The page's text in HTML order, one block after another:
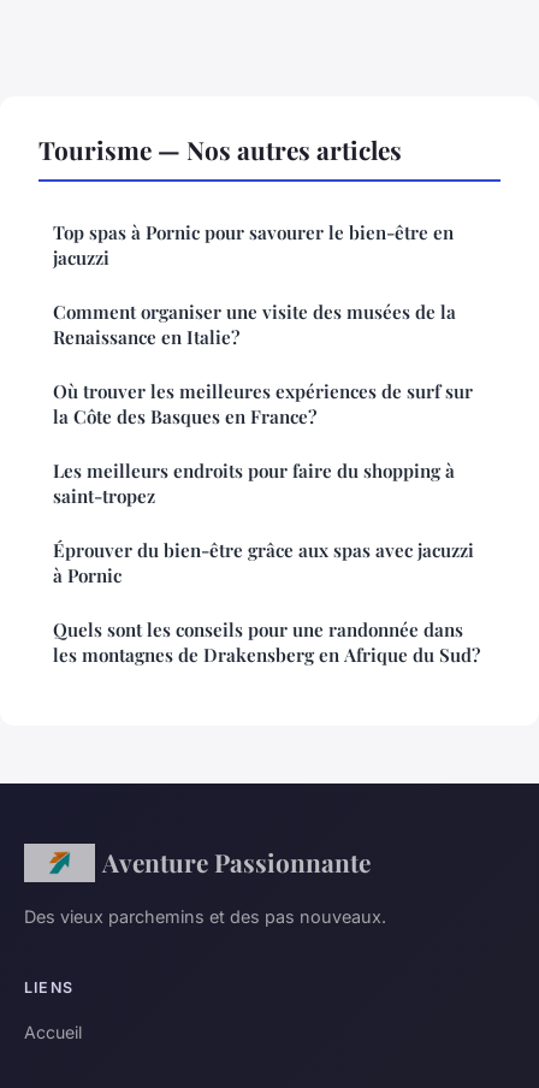
Tourisme — Nos autres articles
Top spas à Pornic pour savourer le bien-être en
jacuzzi
Comment organiser une visite des musées de la
Renaissance en Italie?
Où trouver les meilleures expériences de surf sur
la Côte des Basques en France?
Les meilleurs endroits pour faire du shopping à
saint-tropez
Éprouver du bien-être grâce aux spas avec jacuzzi
à Pornic
Quels sont les conseils pour une randonnée dans
les montagnes de Drakensberg en Afrique du Sud?
Aventure Passionnante
Des vieux parchemins et des pas nouveaux.
LIENS
Accueil